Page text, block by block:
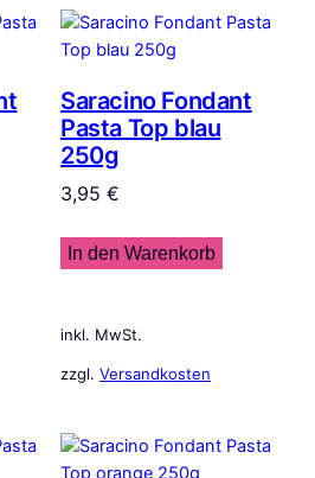
Saracino Fondant
Pasta Top blau
250g
3,95€
In den Warenkorb
inkl. MwSt.
zzgl.Versandkosten